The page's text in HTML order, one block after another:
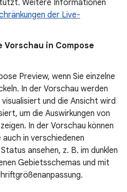
Weitere Informationen
der Live-
Vorschau in Compose
Preview, wenn Sie einzelne
In der Vorschau werden
und die Ansicht wird
um die Auswirkungen von
In der Vorschau können
in verschiedenen
ansehen, z. B. im dunklen
Gebietsschemas und mit